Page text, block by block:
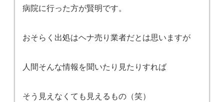
病院に行った方が賢明です。
おそらく出処はヘナ売り業者だとは思いますが
人間そんな情報を聞いたり見たりすれば
そう見えなくても見えるもの（笑）